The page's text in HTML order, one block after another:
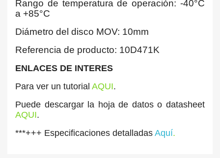
Rango de temperatura de operación: -40°C
a +85°C
Diámetro del disco MOV: 10mm
Referencia de producto: 10D471K
ENLACES DE INTERES
Para ver un tutorial AQUI.
Puede descargar la hoja de datos o datasheet
AQUI.
***+++ Especificaciones detalladas Aquí.